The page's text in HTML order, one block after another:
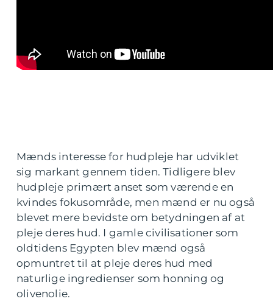
Mænds interesse for hudpleje har udviklet
sig markant gennem tiden. Tidligere blev
hudpleje primært anset som værende en
kvindes fokusområde, men mænd er nu også
blevet mere bevidste om betydningen af at
pleje deres hud. I gamle civilisationer som
oldtidens Egypten blev mænd også
opmuntret til at pleje deres hud med
naturlige ingredienser som honning og
olivenolie.